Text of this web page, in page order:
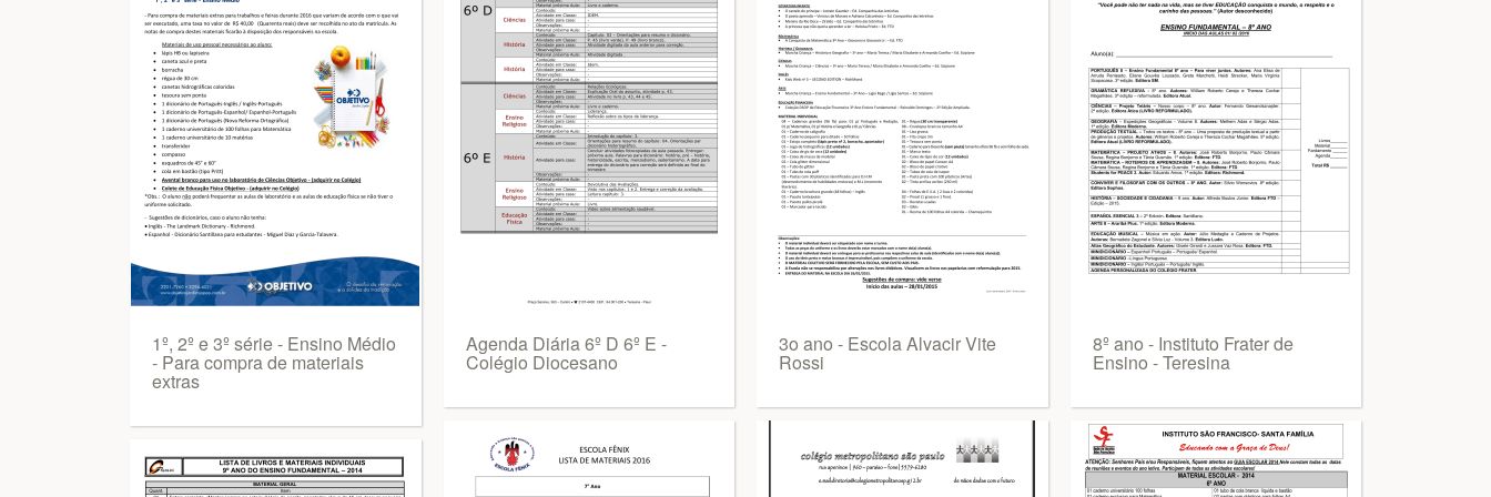
1º, 2º e 3º série - Ensino Médio
- Para compra de materiais
extras
Agenda Diária 6º D 6º E -
Colégio Diocesano
3o ano - Escola Alvacir Vite
Rossi
8º ano - Instituto Frater de
Ensino - Teresina